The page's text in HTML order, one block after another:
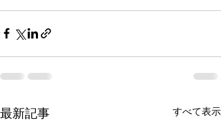
最新記事 すべて表示